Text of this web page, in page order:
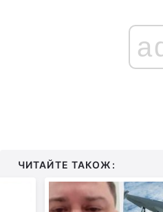
ЧИТАЙТЕ ТАКОЖ: